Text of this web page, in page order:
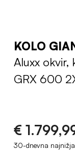
KOLO
Aluxx okvir,
GRX 600
€
30-dnevna